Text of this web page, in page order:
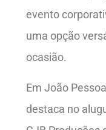
evento
uma opção
ocasião.
Em João
destaca no